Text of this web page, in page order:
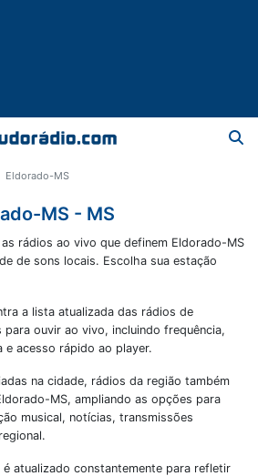
Eldorado-MS
MS - MS
rádios ao vivo que definem Eldorado-MS
de sons locais. Escolha sua estação
a lista atualizada das rádios de
para ouvir ao vivo, incluindo frequência,
e acesso rápido ao player.
na cidade, rádios da região também
MS, ampliando as opções para
musical, notícias, transmissões
atualizado constantemente para refletir